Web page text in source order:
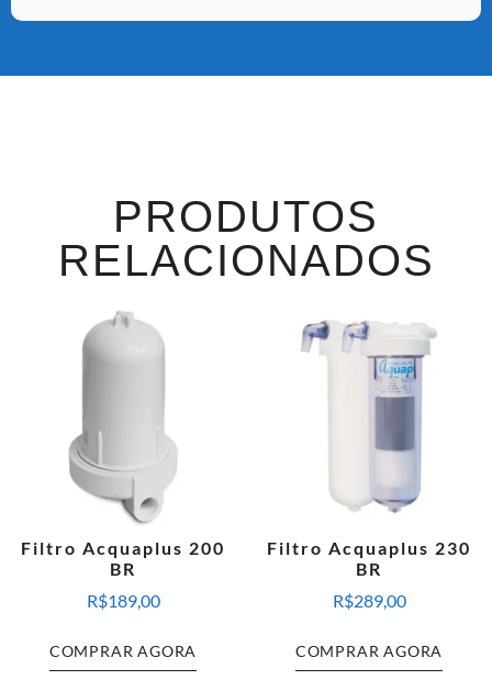
PRODUTOS
RELACIONADOS
Filtro Acquaplus 200
BR
R$189,00
COMPRAR AGORA
Filtro Acquaplus 230
BR
R$289,00
COMPRAR AGORA